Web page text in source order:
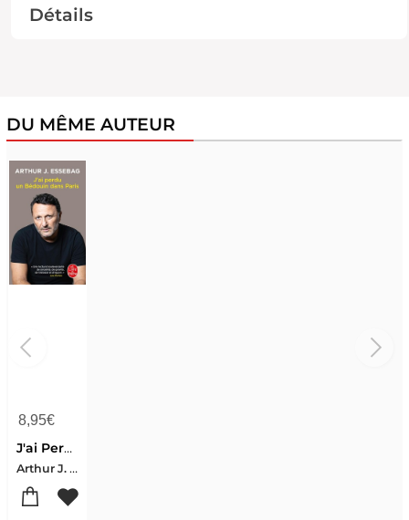
Détails
DU MÊME AUTEUR
8,95€
J'ai Perdu Un Bedouin Dans Paris
Arthur J. Essebag